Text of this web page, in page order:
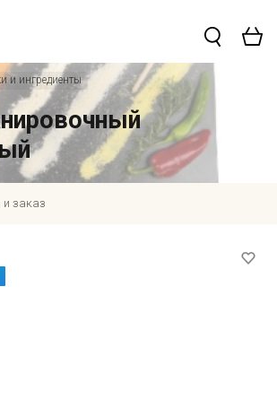
и ингредиенты
и заказ